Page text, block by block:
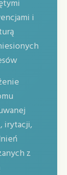
i
irytacji,
z